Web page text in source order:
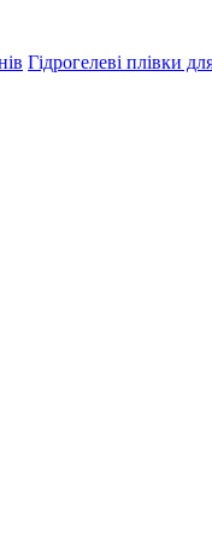
Гідрогелеві плівки